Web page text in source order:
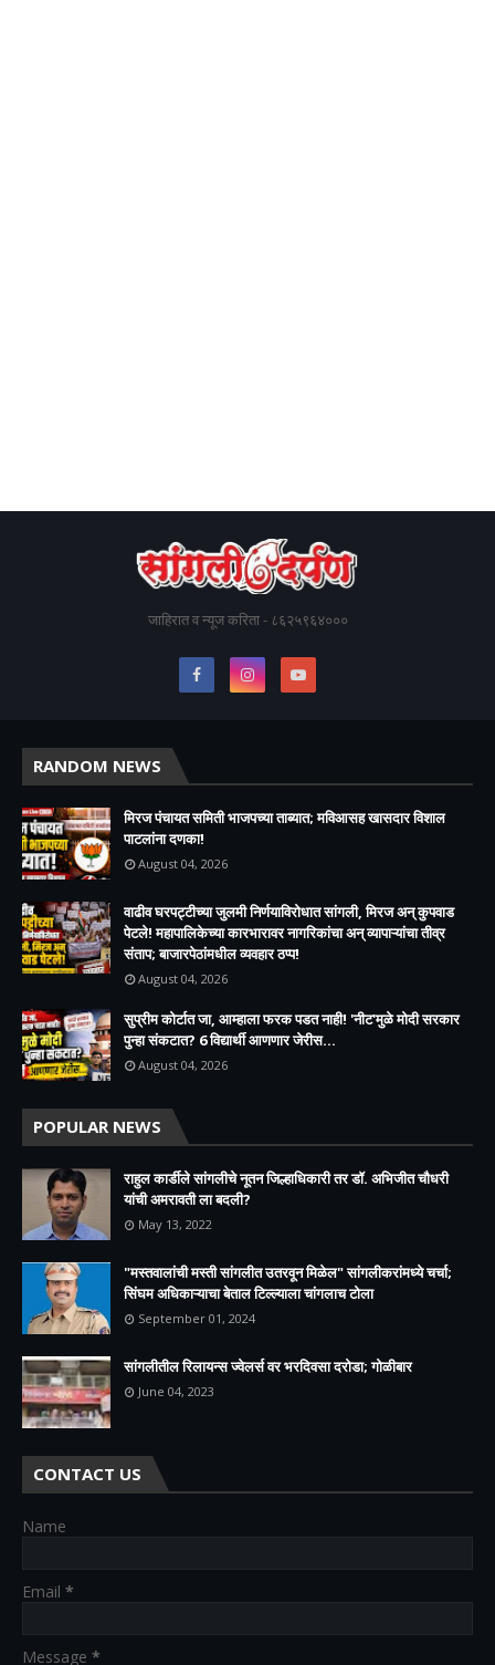
जाहिरात व न्यूज करिता - ८६२५९६४०००
RANDOM NEWS
मिरज पंचायत समिती भाजपच्या ताब्यात; मविआसह खासदार विशाल
पाटलांना दणका!
August 04, 2026
वाढीव घरपट्टीच्या जुलमी निर्णयाविरोधात सांगली, मिरज अन् कुपवाड
पेटले! महापालिकेच्या कारभारावर नागरिकांचा अन् व्यापाऱ्यांचा तीव्र
संताप; बाजारपेठांमधील व्यवहार ठप्प!​
August 04, 2026
सुप्रीम कोर्टात जा, आम्हाला फरक पडत नाही! 'नीट'मुळे मोदी सरकार
पुन्हा संकटात? 6 विद्यार्थी आणणार जेरीस...
August 04, 2026
POPULAR NEWS
राहुल कार्डीले सांगलीचे नूतन जिल्हाधिकारी तर डॉ. अभिजीत चौधरी
यांची अमरावती ला बदली?
May 13, 2022
"मस्तवालांची मस्ती सांगलीत उतरवून मिळेल" सांगलीकरांमध्ये चर्चा;
सिंघम अधिकाऱ्याचा बेताल टिल्ल्याला चांगलाच टोला
September 01, 2024
सांगलीतील रिलायन्स ज्वेलर्स वर भरदिवसा दरोडा; गोळीबार
June 04, 2023
CONTACT US
Name
Email *
Message *